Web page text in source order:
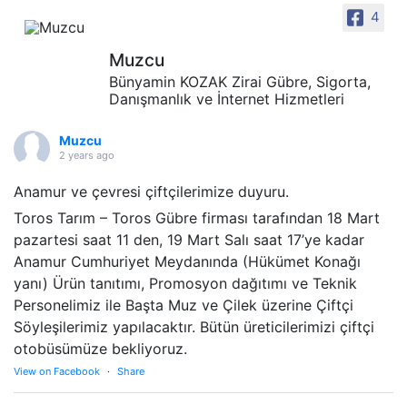
4
Muzcu
Bünyamin KOZAK Zirai Gübre, Sigorta,
Danışmanlık ve İnternet Hizmetleri
Muzcu
2 years ago
Anamur ve çevresi çiftçilerimize duyuru.
Toros Tarım – Toros Gübre firması tarafından 18 Mart
pazartesi saat 11 den, 19 Mart Salı saat 17’ye kadar
Anamur Cumhuriyet Meydanında (Hükümet Konağı
yanı) Ürün tanıtımı, Promosyon dağıtımı ve Teknik
Personelimiz ile Başta Muz ve Çilek üzerine Çiftçi
Söyleşilerimiz yapılacaktır. Bütün üreticilerimizi çiftçi
otobüsümüze bekliyoruz.
View on Facebook · Share